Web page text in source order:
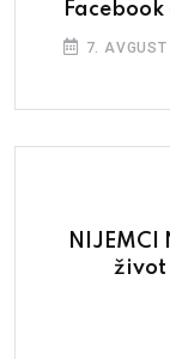
7.
NIJEMCI
život